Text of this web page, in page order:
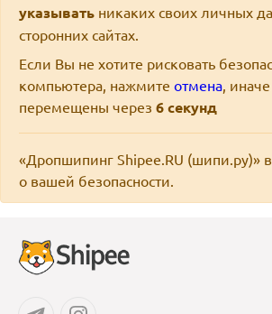
указывать никаких своих личных
сторонних сайтах.
Если Вы не хотите рисковать
компьютера, нажмите отмена,
перемещены через 6секунд
«Дропшипинг Shipee.RU (шипи.ру)»
о вашей безопасности.